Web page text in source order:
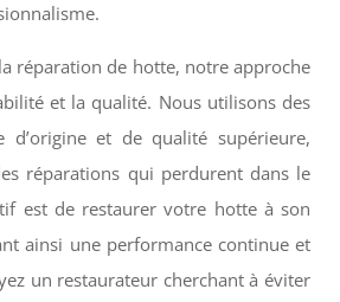
réparation de hotte, notre approche
et la qualité. Nous utilisons des
d’origine et de qualité supérieure,
réparations qui perdurent dans le
est de restaurer votre hotte à son
ainsi une performance continue et
un restaurateur cherchant à éviter